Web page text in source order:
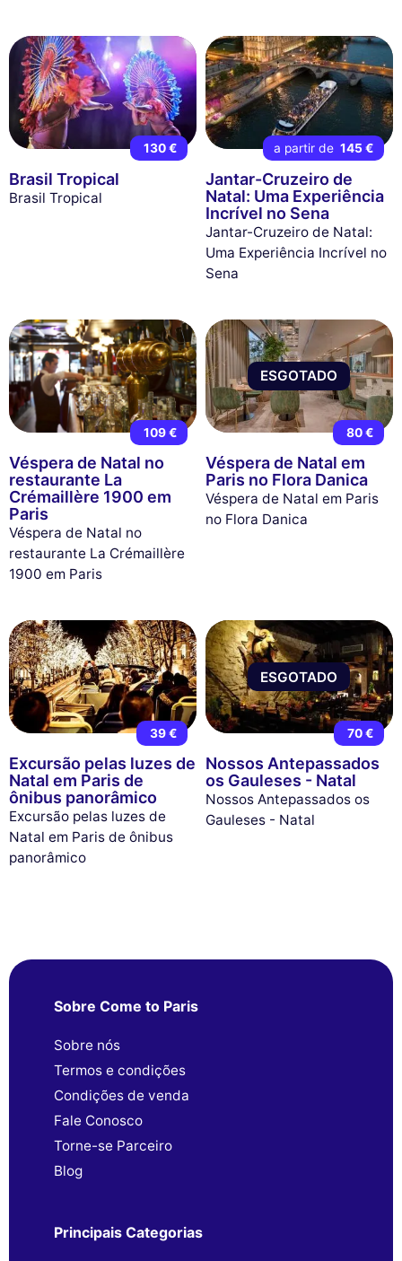
130 €
Brasil Tropical
Brasil Tropical
a partir de 145 €
Jantar-Cruzeiro de
Natal: Uma Experiência
Incrível no Sena
Jantar-Cruzeiro de Natal:
Uma Experiência Incrível no
Sena
109 €
Véspera de Natal no
restaurante La
Crémaillère 1900 em
Paris
Véspera de Natal no
restaurante La Crémaillère
1900 em Paris
ESGOTADO
80 €
Véspera de Natal em
Paris no Flora Danica
Véspera de Natal em Paris
no Flora Danica
39 €
Excursão pelas luzes de
Natal em Paris de
ônibus panorâmico
Excursão pelas luzes de
Natal em Paris de ônibus
panorâmico
ESGOTADO
70 €
Nossos Antepassados
os Gauleses - Natal
Nossos Antepassados os
Gauleses - Natal
Sobre Come to Paris
Sobre nós
Termos e condições
Condições de venda
Fale Conosco
Torne-se Parceiro
Blog
Principais Categorias